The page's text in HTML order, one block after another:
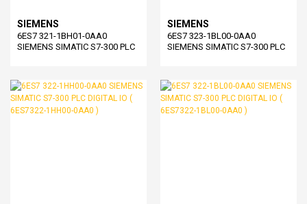
SIEMENS
6ES7 321-1BH01-0AA0
SIEMENS SIMATIC S7-300 PLC
SIEMENS
6ES7 323-1BL00-0AA0
SIEMENS SIMATIC S7-300 PLC